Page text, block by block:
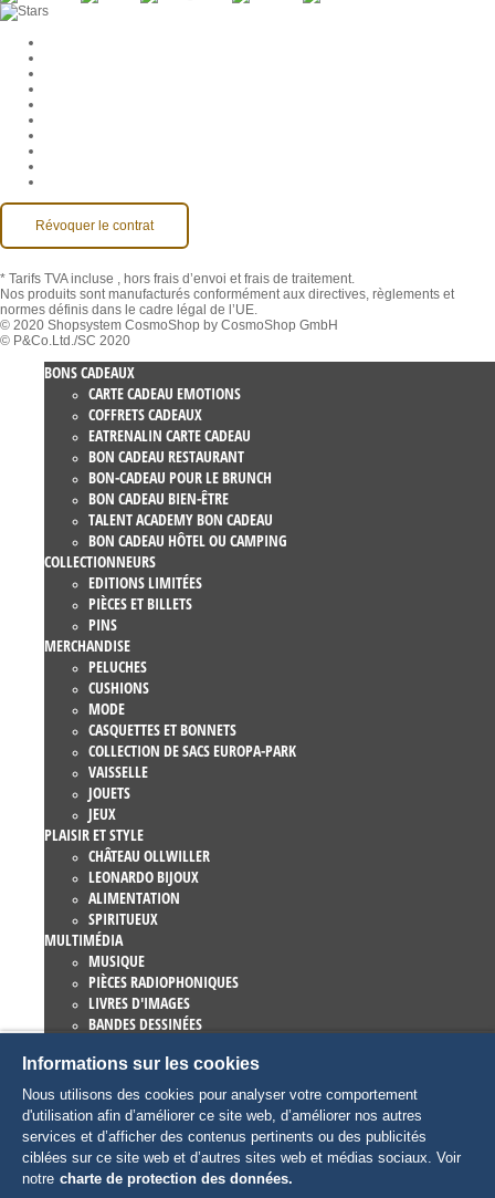
Révoquer le contrat
* Tarifs TVA incluse
, hors frais d’envoi et frais de traitement.
Nos produits sont manufacturés conformément aux directives, règlements et
normes définis dans le cadre légal de l’UE.
© 2020 Shopsystem CosmoShop by CosmoShop GmbH
© P&Co.Ltd./SC 2020
BONS CADEAUX
CARTE CADEAU EMOTIONS
COFFRETS CADEAUX
EATRENALIN CARTE CADEAU
BON CADEAU RESTAURANT
BON-CADEAU POUR LE BRUNCH
BON CADEAU BIEN-ÊTRE
TALENT ACADEMY BON CADEAU
BON CADEAU HÔTEL OU CAMPING
COLLECTIONNEURS
EDITIONS LIMITÉES
PIÈCES ET BILLETS
PINS
MERCHANDISE
PELUCHES
CUSHIONS
MODE
CASQUETTES ET BONNETS
COLLECTION DE SACS EUROPA-PARK
VAISSELLE
JOUETS
JEUX
PLAISIR ET STYLE
CHÂTEAU OLLWILLER
LEONARDO BIJOUX
ALIMENTATION
SPIRITUEUX
MULTIMÉDIA
MUSIQUE
PIÈCES RADIOPHONIQUES
LIVRES D'IMAGES
BANDES DESSINÉES
EUROPA-PARK LIVRES
JEUX ET FILMS
COLLECTIONS
EUROPA-PARK ATTRACTIONS
TRAUMATICA – FESTIVAL OF FEAR
ARTICLES COLLECTORS
EATRENALIN
Informations sur les cookies
Nous utilisons des cookies pour analyser votre comportement
d'utilisation afin d’améliorer ce site web, d’améliorer nos autres
services et d’afficher des contenus pertinents ou des publicités
ciblées sur ce site web et d’autres sites web et médias sociaux. Voir
notre charte de protection des données.